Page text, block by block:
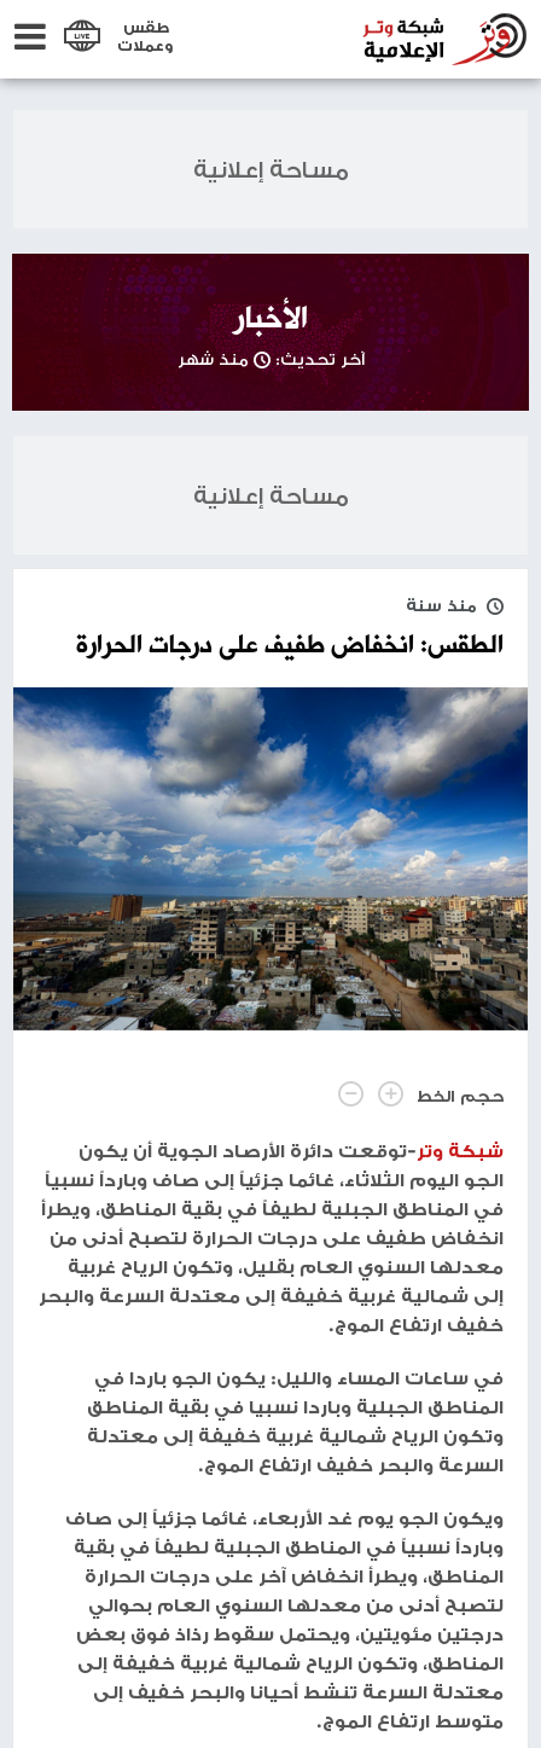
طقس
وعملات
مساحة إعلانية
الأخبار
آخر تحديث: منذ شهر
مساحة إعلانية
منذ سنة
الطقس: انخفاض طفيف على درجات الحرارة
حجم الخط
شبكة وتر-توقعت دائرة الأرصاد الجوية أن يكون
الجو اليوم الثلاثاء، غائما جزئياً إلى صاف وبارداً نسبياً
في المناطق الجبلية لطيفاً في بقية المناطق، ويطرأ
انخفاض طفيف على درجات الحرارة لتصبح أدنى من
معدلها السنوي العام بقليل، وتكون الرياح غربية
إلى شمالية غربية خفيفة إلى معتدلة السرعة والبحر
خفيف ارتفاع الموج.
في ساعات المساء والليل: يكون الجو باردا في
المناطق الجبلية وباردا نسبيا في بقية المناطق
وتكون الرياح شمالية غربية خفيفة إلى معتدلة
السرعة والبحر خفيف ارتفاع الموج.
ويكون الجو يوم غد الأربعاء، غائما جزئياً إلى صاف
وبارداً نسبياً في المناطق الجبلية لطيفاً في بقية
المناطق، ويطرأ انخفاض آخر على درجات الحرارة
لتصبح أدنى من معدلها السنوي العام بحوالي
درجتين مئويتين، ويحتمل سقوط رذاذ فوق بعض
المناطق، وتكون الرياح شمالية غربية خفيفة إلى
معتدلة السرعة تنشط أحيانا والبحر خفيف إلى
متوسط ارتفاع الموج.